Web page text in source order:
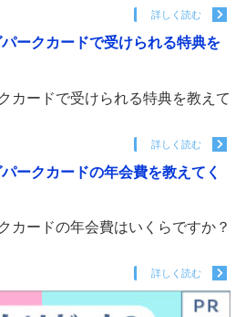
詳しく読む
ークカードで受けられる特典を
カードで受けられる特典を教えて
詳しく読む
ークカードの年会費を教えてく
カードの年会費はいくらですか？
詳しく読む